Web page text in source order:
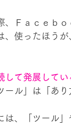
Ｆａｃｅｂｏ
使ったほう
して発展して
ール」は「あ
、「ツール